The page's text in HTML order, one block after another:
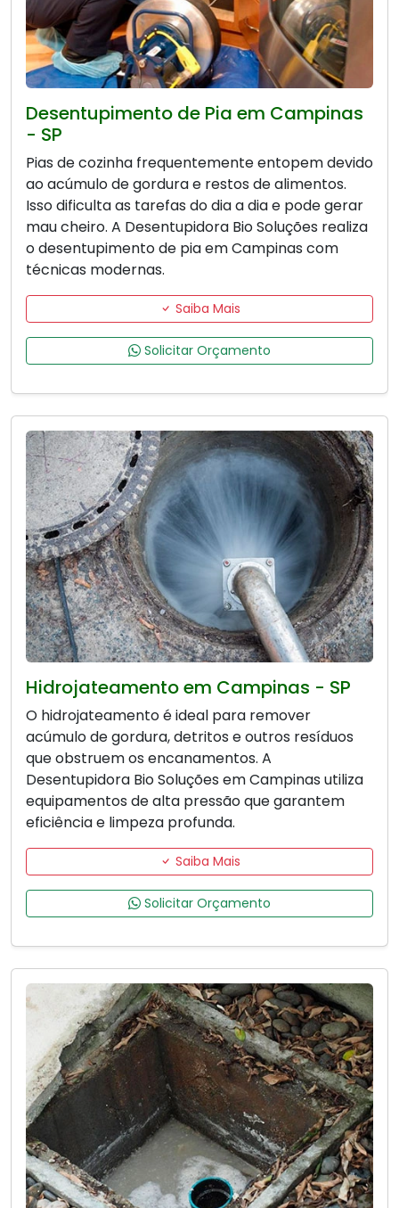
Desentupimento de Pia em Campinas
- SP
Pias de cozinha frequentemente entopem devido
ao acúmulo de gordura e restos de alimentos.
Isso dificulta as tarefas do dia a dia e pode gerar
mau cheiro. A Desentupidora Bio Soluções realiza
o desentupimento de pia em Campinas com
técnicas modernas.
Saiba Mais
Solicitar Orçamento
Hidrojateamento em Campinas - SP
O hidrojateamento é ideal para remover
acúmulo de gordura, detritos e outros resíduos
que obstruem os encanamentos. A
Desentupidora Bio Soluções em Campinas utiliza
equipamentos de alta pressão que garantem
eficiência e limpeza profunda.
Saiba Mais
Solicitar Orçamento